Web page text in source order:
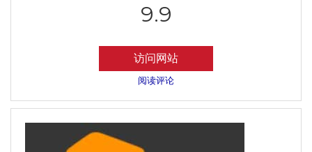
9.9
访问网站
阅读评论